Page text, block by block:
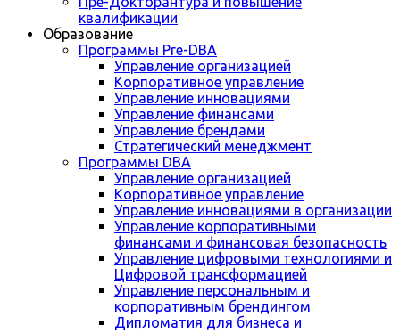
квалификации
Образование
Программы Pre-DBA
Управление организацией
Корпоративное управление
Управление инновациями
Управление финансами
Управление брендами
Стратегический менеджмент
Программы DBA
Управление организацией
Корпоративное управление
Управление инновациями в организации
Управление корпоративными
финансами и финансовая безопасность
Управление цифровыми технологиями и
Цифровой трансформацией
Управление персональным и
корпоративным брендингом
Дипломатия для бизнеса и